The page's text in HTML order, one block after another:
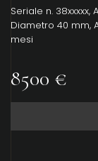
Seriale n.
Diametro 40 mm,
mesi
8500 €